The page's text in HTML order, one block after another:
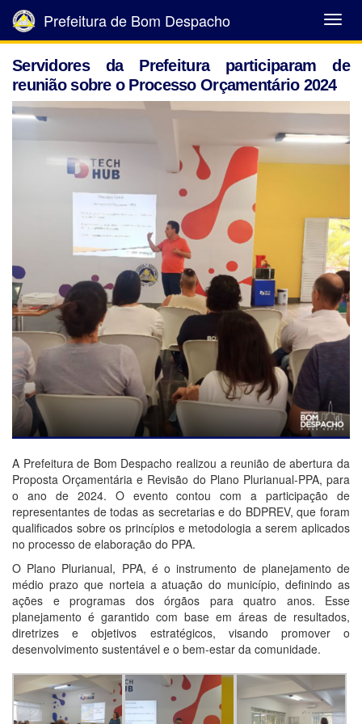
Abrir
Menu
Prefeitura de Bom Despacho
Servidores da Prefeitura participaram de
reunião sobre o Processo Orçamentário 2024
A Prefeitura de Bom Despacho realizou a reunião de abertura da
Proposta Orçamentária e Revisão do Plano Plurianual-PPA, para
o ano de 2024. O evento contou com a participação de
representantes de todas as secretarias e do BDPREV, que foram
qualificados sobre os princípios e metodologia a serem aplicados
no processo de elaboração do PPA.
O Plano Plurianual, PPA, é o instrumento de planejamento de
médio prazo que norteia a atuação do município, definindo as
ações e programas dos órgãos para quatro anos. Esse
planejamento é garantido com base em áreas de resultados,
diretrizes e objetivos estratégicos, visando promover o
desenvolvimento sustentável e o bem-estar da comunidade.